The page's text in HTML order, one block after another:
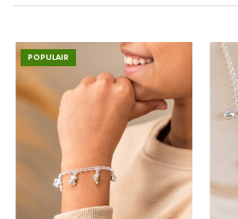
POPULAIR